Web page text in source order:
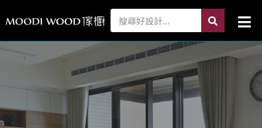
至
要
Search search